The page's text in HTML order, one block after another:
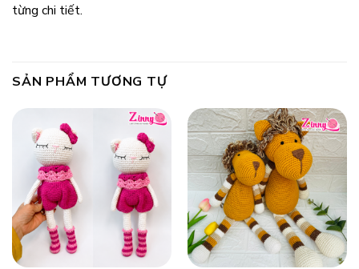
từng chi tiết.
SẢN PHẨM TƯƠNG TỰ